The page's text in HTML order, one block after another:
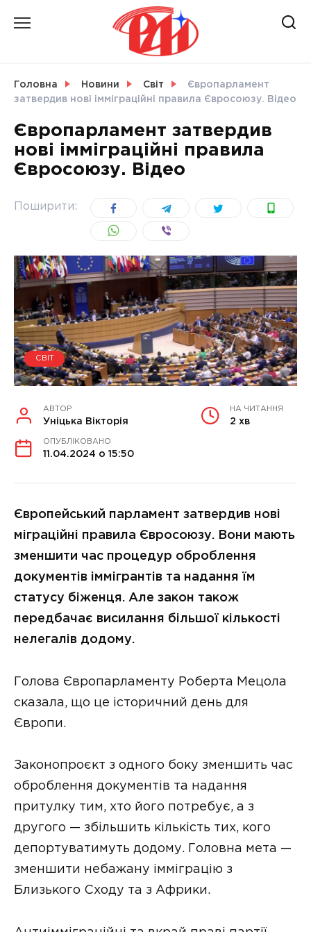
Головна Новини Світ
Європарламент
затвердив нові імміграційні правила Євросоюзу. Відео
Європарламент затвердив
нові імміграційні правила
Євросоюзу. Відео
Поширити:
СВІТ
АВТОР
Уніцька Вікторія
НА ЧИТАННЯ
2 хв
ОПУБЛІКОВАНО
11.04.2024 о 15:50
Європейський парламент затвердив нові
міграційні правила Євросоюзу. Вони мають
зменшити час процедур оброблення
документів іммігрантів та надання їм
статусу біженця. Але закон також
передбачає висилання більшої кількості
нелегалів додому.
Голова Європарламенту Роберта Мецола
сказала, що це історичний день для
Європи.
Законопроєкт з одного боку зменшить час
оброблення документів та надання
притулку тим, хто його потребує, а з
другого — збільшить кількість тих, кого
депортуватимуть додому. Головна мета —
зменшити небажану імміграцію з
Близького Сходу та з Африки.